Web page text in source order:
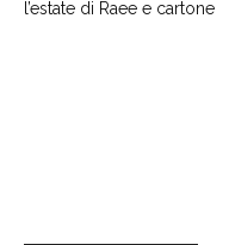
l’estate di Raee e cartone